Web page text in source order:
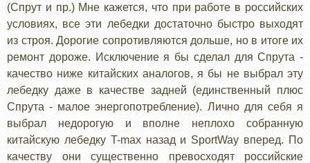
(Спрут и пр.) Мне кажется, что при работе в российских
условиях, все эти лебедки достаточно быстро выходят
из строя. Дорогие сопротивляются дольше, но в итоге их
ремонт дороже. Исключение я бы сделал для Спрута -
качество ниже китайских аналогов, я бы не выбрал эту
лебедку даже в качестве задней (единственный плюс
Спрута - малое энергопотребление). Лично для себя я
выбрал недорогую и вполне неплохо собранную
китайскую лебедку T-max назад и SportWay вперед. По
качеству они существенно превосходят российские